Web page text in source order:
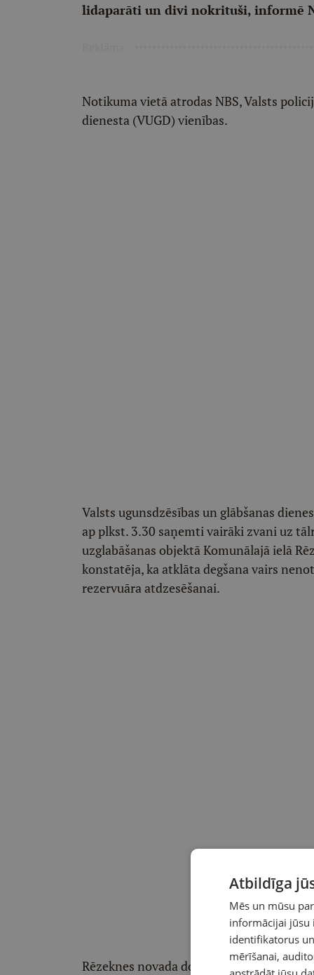
lidaparāti un divi nokrituši, informē
Notikuma vietā atrodas NBS, Valsts
dienesta (VUGD) vienības.
Valsts ugunsdzēsības un glābšanas
ap plkst. 3.30 saņemti vairāki zvani uz
uzglabāšanas objektā Komunālajā ielā
konstatēja, ka atklāta degšana vairs
rezervuāra atdzesēšanai.
Rēzeknes novada domes priekšsēdētājs
Atbildīga
Mēs un mūsu
informācijai jūsu
identifikatorus
mērīšanai,